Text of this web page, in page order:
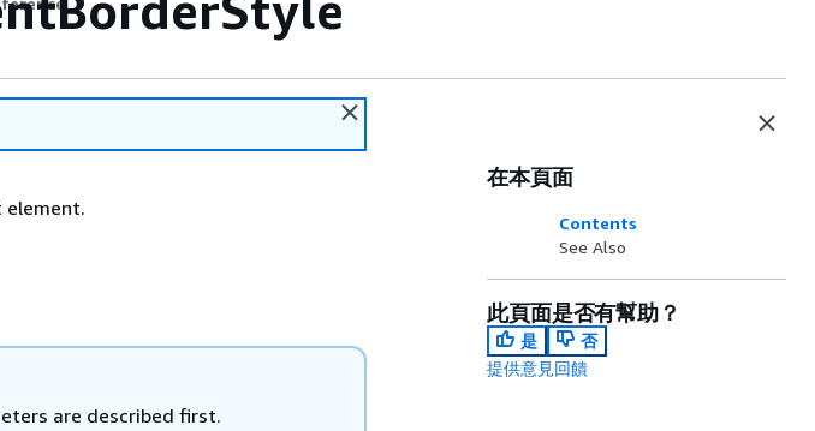
element.
are described first.
在本頁面
Contents
See Also
此頁面是否有幫助？
是
否
提供意見回饋